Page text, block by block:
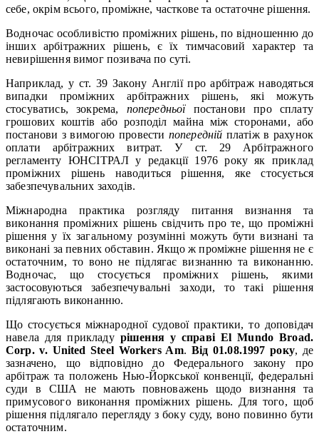
себе, окрім всього, проміжне, часткове та остаточне рішення.
Водночас особливістю проміжних рішень, по відношенню до
інших арбітражних рішень, є їх тимчасовий характер та
невирішення вимог позивача по суті.
Наприклад, у ст. 39 Закону Англії про арбітраж наводяться
випадки проміжних арбітражних рішень, які можуть
стосуватись, зокрема, попередньоїпостанови про сплату
грошових коштів або розподіл майна між сторонами, або
постанови з вимогою провести попередній платіж в рахунок
оплати арбітражних витрат. У ст. 29 Арбітражного
регламенту ЮНСІТРАЛ у редакції 1976 року як приклад
проміжних рішень наводиться рішення, яке стосується
забезпечувальних заходів.
Міжнародна практика розгляду питання визнання та
виконання проміжних рішень свідчить про те, що проміжні
рішення у їх загальному розумінні можуть бути визнані та
виконані за певних обставин. Якщо ж проміжне рішення не є
остаточним, то воно не підлягає визнанню та виконанню.
Водночас, що стосується проміжних рішень, якими
застосовуються забезпечувальні заходи, то такі рішення
підлягають виконанню.
Що стосується міжнародної судової практики, то доповідач
навела для прикладу рішення у справі El Mundo Broad.
Corp. v. United Steel Workers Am. Від 01.08.1997 року, де
зазначено, що відповідно до Федерального закону про
арбітраж та положень Нью-Йоркської конвенції, федеральні
суди в США не мають повноважень щодо визнання та
примусового виконання проміжних рішень. Для того, щоб
рішення підлягало перегляду з боку суду, воно повинно бути
остаточним.